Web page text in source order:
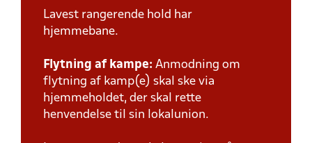
Lavest rangerende hold har
hjemmebane.
Flytning af kampe: Anmodning om
flytning af kamp(e) skal ske via
hjemmeholdet, der skal rette
henvendelse til sin lokalunion.